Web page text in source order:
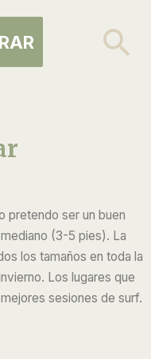
pretendo ser un buen
(3-5 pies). La
los tamaños en toda la
Los lugares que
sesiones de surf.